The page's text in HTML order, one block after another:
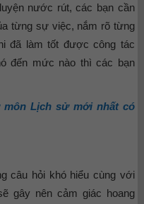
nước rút, các bạn cần
từng sự việc, nắm rõ từng
đã làm tốt được công tác
đến mức nào thì các bạn
môn Lịch sử mới nhất có
câu hỏi khó hiểu cùng với
gây nên cảm giác hoang